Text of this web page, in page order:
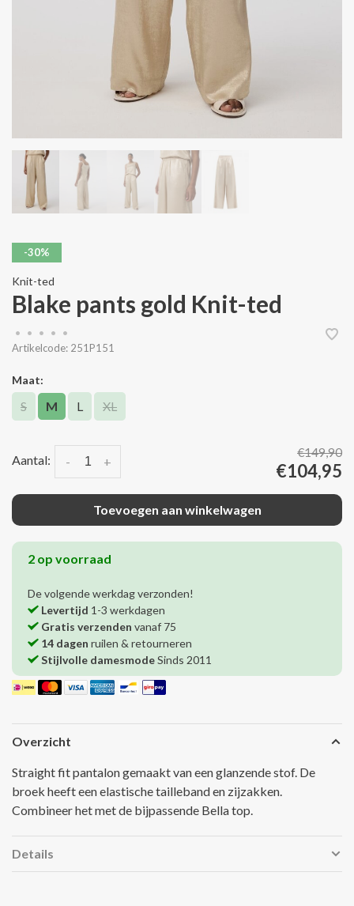
-30%
Knit-ted
Blake pants gold Knit-ted
• • • •
•
Artikelcode: 251P151
Maat:
S M L XL
Aantal: +
-
€149,90
€104,95
Toevoegen aan winkelwagen
2 op voorraad
De volgende werkdag verzonden!
Levertijd 1-3 werkdagen
Gratis verzenden vanaf 75
14 dagen ruilen & retourneren
Stijlvolle damesmodeSinds 2011
Overzicht
Straight fit pantalon gemaakt van een glanzende stof. De
broek heeft een elastische tailleband en zijzakken.
Combineer het met de bijpassende Bella top.
Details